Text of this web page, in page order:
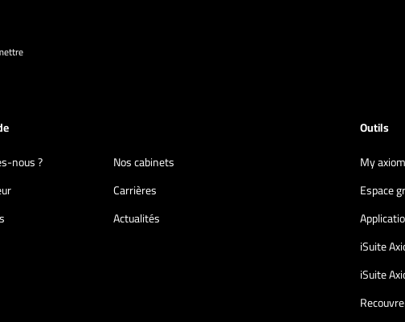
nous ?
Nos cabinets
Carrières
Actualités
Outils
My
Espace
iSuite
iSuite